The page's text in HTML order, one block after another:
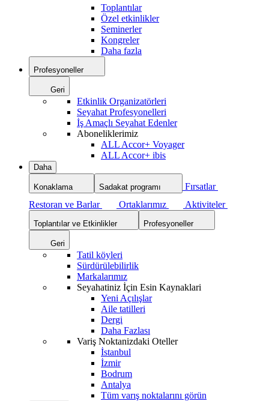
Toplantılar
Özel etkinlikler
Seminerler
Kongreler
Daha fazla
Profesyoneller
Geri
Etkinlik Organizatörleri
Seyahat Profesyonelleri
İş Amaçlı Seyahat Edenler
Aboneliklerimiz
ALL Accor+ Voyager
ALL Accor+ ibis
Daha
Konaklama Sadakat programı
Fırsatlar
Restoran ve Barlar
Ortaklarımız Aktiviteler
Toplantılar ve Etkinlikler Profesyoneller
Geri
Tatil köyleri
Sürdürülebilirlik
Markalarımız
Seyahatiniz İçin Esin Kaynaklari
Yeni Açılışlar
Aile tatilleri
Dergi
Daha Fazlası
Variş Noktanizdaki Oteller
İstanbul
İzmir
Bodrum
Antalya
Tüm varış noktalarını görün